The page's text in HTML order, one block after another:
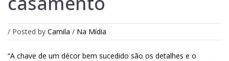
/ Posted by Camila / Na Mídia
“A chave de um décor bem sucedido são os detalhes e o